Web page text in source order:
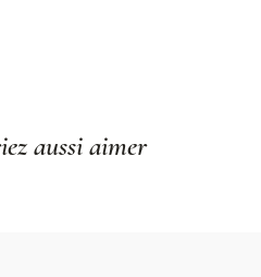
aussi aimer